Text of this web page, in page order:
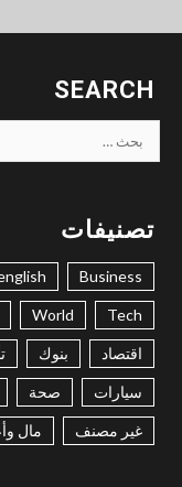
SEARCH
البحث
عن:
تصنيفات
Business
Tech
World
اقتصاد بنوك
سيارات صحة
غير مصنف مال